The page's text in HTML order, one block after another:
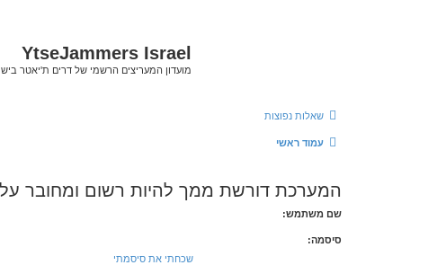
YtseJammers Israel
מועדון המעריצים הרשמי של דרים ת'יאטר
שאלות נפוצות
עמוד ראשי
המערכת דורשת ממך להיות רשום ומחובר
שם משתמש:
סיסמה:
שכחתי את סיסמתי